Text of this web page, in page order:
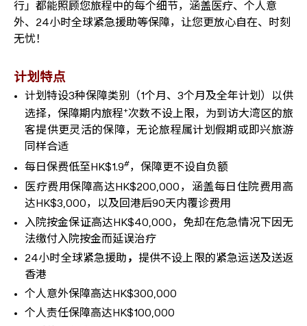
行」都能照顾您旅程中的每个细节，涵盖医疗、个人意
外、24小时全球紧急援助等保障，让您更放心自在、时刻
无忧！
计划特点
计划特设3种保障类别（1个月、3个月及全年计划）以供
选择，保障期内旅程+次数不设上限，为到访大湾区的旅
客提供更灵活的保障，无论旅程属计划假期或即兴旅游
同样合适
每日保费低至HK$1.9#，保障更不设自负额
医疗费用保障高达HK$200,000，涵盖每日住院费用高
达HK$3,000，以及回港后90天内覆诊费用
入院按金保证高达HK$40,000，免却在危急情况下因无
法缴付入院按金而延误治疗
24小时全球紧急援助 ， 提供不设上限的紧急运送及送返
香港
个人意外保障高达HK$300,000
个人责任保障高达HK$100,000